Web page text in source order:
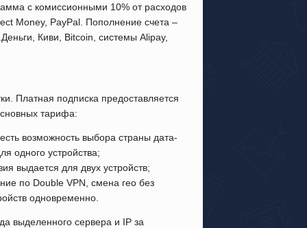
с комиссионными 10% от расходов
Money, PayPal. Пополнение счета –
Киви, Bitcoin, системы Alipay,
Платная подписка предоставляется
тарифа:
возможность выбора страны дата-
одного устройства;
выдается для двух устройств;
по Double VPN, смена гео без
одновременно.
выделенного сервера и IP за